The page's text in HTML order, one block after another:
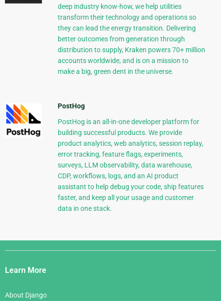
deep industry know-how, we help utilities
transform their technology and operations so
they can lead the energy transition. Delivering
better outcomes from generation through
distribution to supply, Kraken powers 70+ million
accounts worldwide, and is on a mission to
make a big, green dent in the universe.
PostHog
PostHog is an all-in-one developer platform for
building successful products. We provide
product analytics, web analytics, session replay,
error tracking, feature flags, experiments,
surveys, LLM observability, data warehouse,
CDP, workflows, logs, and an AI product
assistant to help debug your code, ship features
faster, and keep all your usage and customer
data in one stack.
Django
Links
Learn More
About Django